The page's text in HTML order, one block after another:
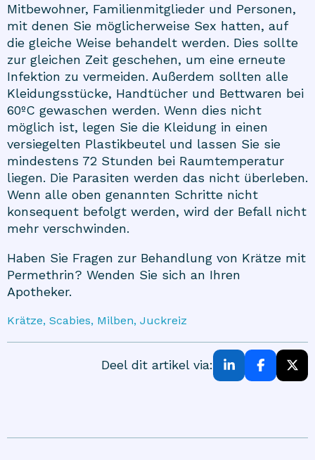
Mitbewohner, Familienmitglieder und Personen,
mit denen Sie möglicherweise Sex hatten, auf
die gleiche Weise behandelt werden. Dies sollte
zur gleichen Zeit geschehen, um eine erneute
Infektion zu vermeiden. Außerdem sollten alle
Kleidungsstücke, Handtücher und Bettwaren bei
60ºC gewaschen werden. Wenn dies nicht
möglich ist, legen Sie die Kleidung in einen
versiegelten Plastikbeutel und lassen Sie sie
mindestens 72 Stunden bei Raumtemperatur
liegen. Die Parasiten werden das nicht überleben.
Wenn alle oben genannten Schritte nicht
konsequent befolgt werden, wird der Befall nicht
mehr verschwinden.
Haben Sie Fragen zur Behandlung von Krätze mit
Permethrin? Wenden Sie sich an Ihren
Apotheker.
Krätze, Scabies, Milben, Juckreiz
Deel dit artikel via: